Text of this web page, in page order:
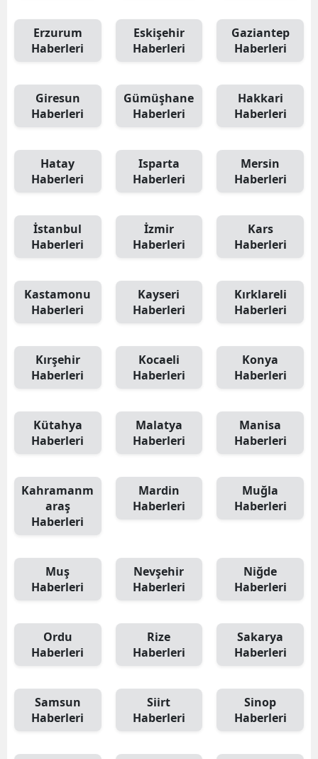
Erzurum
Haberleri
Eskişehir
Haberleri
Gaziantep
Haberleri
Giresun
Haberleri
Gümüşhane
Haberleri
Hakkari
Haberleri
Hatay
Haberleri
Isparta
Haberleri
Mersin
Haberleri
İstanbul
Haberleri
İzmir
Haberleri
Kars
Haberleri
Kastamonu
Haberleri
Kayseri
Haberleri
Kırklareli
Haberleri
Kırşehir
Haberleri
Kocaeli
Haberleri
Konya
Haberleri
Kütahya
Haberleri
Malatya
Haberleri
Manisa
Haberleri
Kahramanm
araş
Haberleri
Mardin
Haberleri
Muğla
Haberleri
Muş
Haberleri
Nevşehir
Haberleri
Niğde
Haberleri
Ordu
Haberleri
Rize
Haberleri
Sakarya
Haberleri
Samsun
Haberleri
Siirt
Haberleri
Sinop
Haberleri